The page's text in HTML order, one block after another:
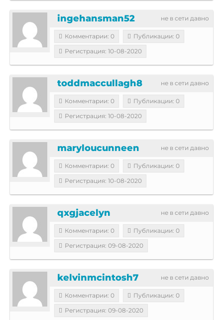
не в сети давно
ingehansman52
Комментарии: 0
Публикации: 0
Регистрация: 10-08-2020
не в сети давно
toddmaccullagh8
Комментарии: 0
Публикации: 0
Регистрация: 10-08-2020
не в сети давно
maryloucunneen
Комментарии: 0
Публикации: 0
Регистрация: 10-08-2020
не в сети давно
qxgjacelyn
Комментарии: 0
Публикации: 0
Регистрация: 09-08-2020
не в сети давно
kelvinmcintosh7
Комментарии: 0
Публикации: 0
Регистрация: 09-08-2020